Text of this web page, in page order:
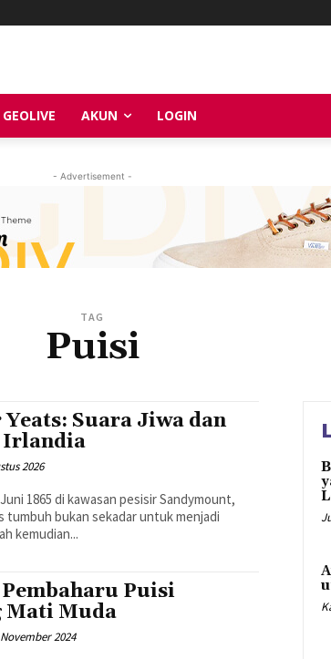
GEOLIVE AKUN LOGIN
- Advertisement -
TAG
Puisi
Suara Jiwa dan
Irlandia
2026
1865 di kawasan pesisir Sandymount,
tumbuh bukan sekadar untuk menjadi
kemudian...
Puisi
Mati Muda
2024